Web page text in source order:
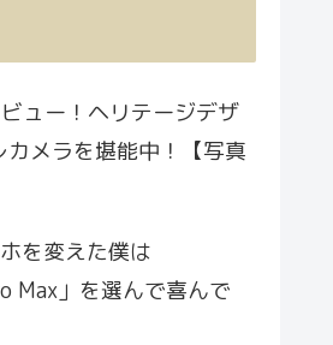
ュー！ヘリテージデザ
カメラを堪能中！【写真
を変えた僕は
Max」を選んで喜んで